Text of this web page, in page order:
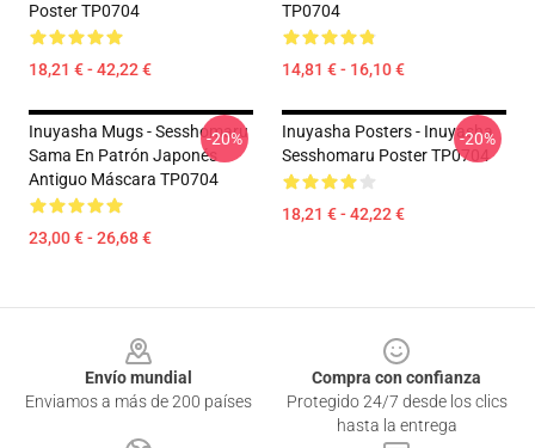
Poster TP0704
18,21 € - 42,22 €
TP0704
14,81 € - 16,10 €
Inuyasha Mugs - Sesshomaru
Sama En Patrón Japonés
Antiguo Máscara TP0704
23,00 € - 26,68 €
-20%
Inuyasha Posters - Inuyasha
Sesshomaru Poster TP0704
18,21 € - 42,22 €
-20%
Envío mundial
Enviamos a más de 200 países
Compra con confianza
Protegido 24/7 desde los clics
hasta la entrega